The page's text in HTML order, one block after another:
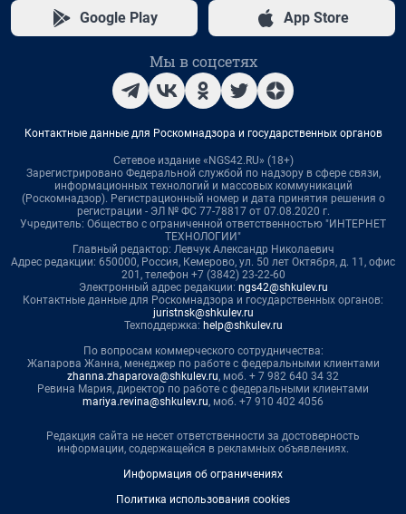
Google Play App Store
Мы в соцсетях
Контактные данные для Роскомнадзора и государственных органов
Сетевое издание «NGS42.RU» (18+)
Зарегистрировано Федеральной службой по надзору в сфере связи,
информационных технологий и массовых коммуникаций
(Роскомнадзор). Регистрационный номер и дата принятия решения о
регистрации - ЭЛ № ФС 77-78817 от 07.08.2020 г.
Учредитель: Общество с ограниченной ответственностью "ИНТЕРНЕТ
ТЕХНОЛОГИИ"
Главный редактор: Левчук Александр Николаевич
Адрес редакции: 650000, Россия, Кемерово, ул. 50 лет Октября, д. 11, офис
201, телефон +7 (3842) 23-22-60
Электронный адрес редакции: ngs42@shkulev.ru
Контактные данные для Роскомнадзора и государственных органов:
juristnsk@shkulev.ru
Техподдержка: help@shkulev.ru
По вопросам коммерческого сотрудничества:
Жапарова Жанна, менеджер по работе с федеральными клиентами
zhanna.zhaparova@shkulev.ru, моб. + 7 982 640 34 32
Ревина Мария, директор по работе с федеральными клиентами
mariya.revina@shkulev.ru, моб. +7 910 402 4056
Редакция сайта не несет ответственности за достоверность
информации, содержащейся в рекламных объявлениях.
Информация об ограничениях
Политика использования cookies